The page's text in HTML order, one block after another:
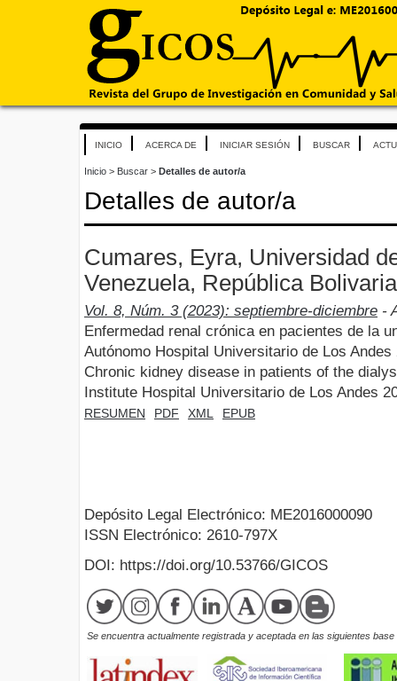
INICIO ACERCA DE INICIAR SESIÓN BUSCAR
Inicio > Buscar > Detalles de autor/a
Detalles de autor/a
Cumares, Eyra, Universidad
Venezuela, República
Vol. 8, Núm. 3 (2023): septiembre-diciembre -
Enfermedad renal crónica en pacientes de la
Autónomo Hospital Universitario de Los Andes
Chronic kidney disease in patients of the
Institute Hospital Universitario de Los Andes
RESUMEN PDF XML EPUB
Depósito Legal Electrónico: ME2016000090
ISSN Electrónico: 2610-797X
DOI: https://doi.org/10.53766/GICOS
Se encuentra actualmente registrada y aceptada en las siguientes